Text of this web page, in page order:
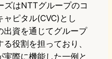
ズはNTTグループのコ
ピタル(CVC)とし
出資を通じてグループ
役割を担っており、
際に機能した一例と